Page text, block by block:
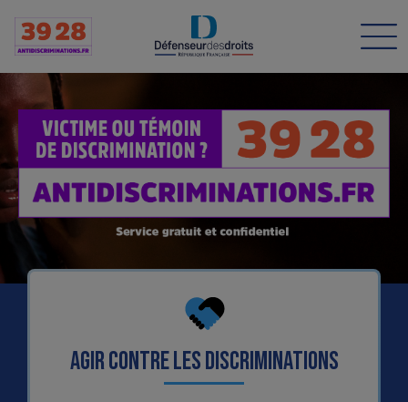
Agir contre les discriminations